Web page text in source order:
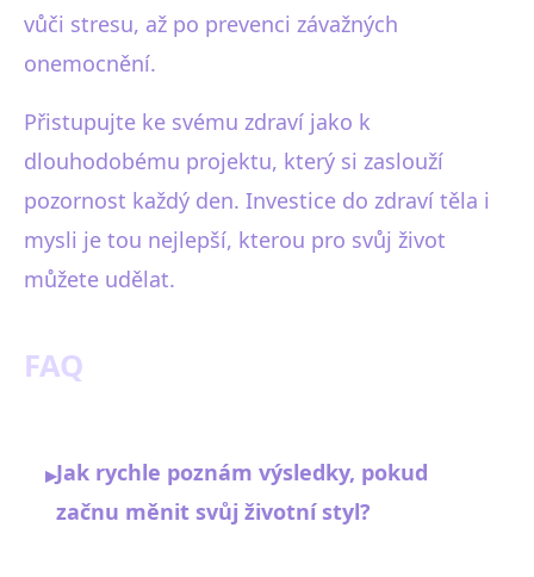
vůči stresu, až po prevenci závažných
onemocnění.
Přistupujte ke svému zdraví jako k
dlouhodobému projektu, který si zaslouží
pozornost každý den. Investice do zdraví těla i
mysli je tou nejlepší, kterou pro svůj život
můžete udělat.
FAQ
▸Jak rychle poznám výsledky, pokud
začnu měnit svůj životní styl?